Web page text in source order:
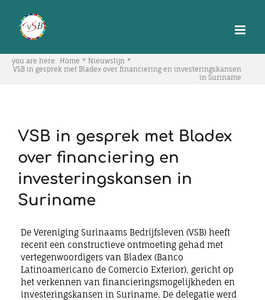
content
you are here: Home
Nieuwslijn
VSB in gesprek met Bladex over financiering en investeringskansen
in Suriname
VSB in gesprek met Bladex
over financiering en
investeringskansen in
Suriname
De Vereniging Surinaams Bedrijfsleven (VSB) heeft
recent een constructieve ontmoeting gehad met
vertegenwoordigers van Bladex (Banco
Latinoamericano de Comercio Exterior), gericht op
het verkennen van financieringsmogelijkheden en
investeringskansen in Suriname. De delegatie werd